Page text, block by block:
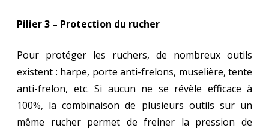
Pilier 3 – Protection du rucher
Pour protéger les ruchers, de nombreux outils
existent : harpe, porte anti-frelons, muselière, tente
anti-frelon, etc. Si aucun ne se révèle efficace à
100%, la combinaison de plusieurs outils sur un
même rucher permet de freiner la pression de